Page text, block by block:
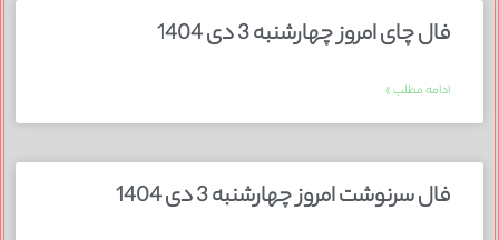
فال چای امروز چهارشنبه 3 دی 1404
ادامه مطلب »
فال سرنوشت امروز چهارشنبه 3 دی 1404